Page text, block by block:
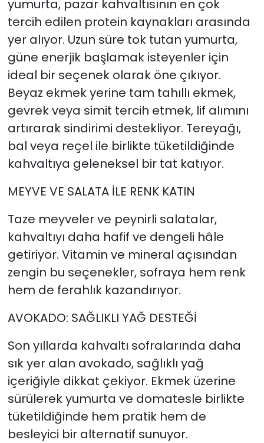
yumurta, pazar kahvaltısının en çok
tercih edilen protein kaynakları arasında
yer alıyor. Uzun süre tok tutan yumurta,
güne enerjik başlamak isteyenler için
ideal bir seçenek olarak öne çıkıyor.
Beyaz ekmek yerine tam tahıllı ekmek,
gevrek veya simit tercih etmek, lif alımını
artırarak sindirimi destekliyor. Tereyağı,
bal veya reçel ile birlikte tüketildiğinde
kahvaltıya geleneksel bir tat katıyor.
MEYVE VE SALATA İLE RENK KATIN
Taze meyveler ve peynirli salatalar,
kahvaltıyı daha hafif ve dengeli hâle
getiriyor. Vitamin ve mineral açısından
zengin bu seçenekler, sofraya hem renk
hem de ferahlık kazandırıyor.
AVOKADO: SAĞLIKLI YAĞ DESTEĞİ
Son yıllarda kahvaltı sofralarında daha
sık yer alan avokado, sağlıklı yağ
içeriğiyle dikkat çekiyor. Ekmek üzerine
sürülerek yumurta ve domatesle birlikte
tüketildiğinde hem pratik hem de
besleyici bir alternatif sunuyor.